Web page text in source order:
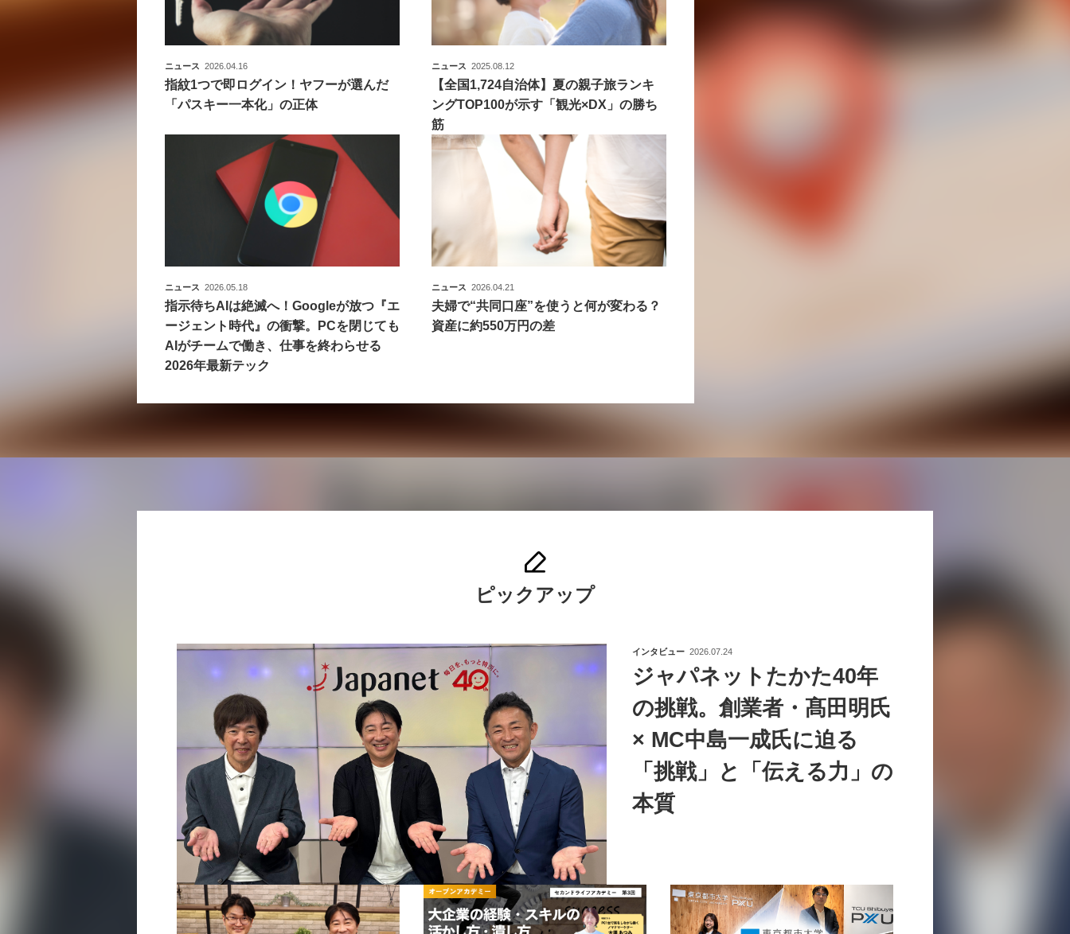
ニュース 2026.04.16
指紋1つで即ログイン！ヤフーが選んだ
「パスキー一本化」の正体
ニュース 2025.08.12
【全国1,724自治体】夏の親子旅ランキ
ングTOP100が示す「観光×DX」の勝ち
筋
ニュース 2026.05.18
指示待ちAIは絶滅へ！Googleが放つ『エ
ージェント時代』の衝撃。PCを閉じても
AIがチームで働き、仕事を終わらせる
2026年最新テック
ニュース 2026.04.21
夫婦で“共同口座”を使うと何が変わる？
資産に約550万円の差
ピックアップ
インタビュー 2026.07.24
ジャパネットたかた40年
の挑戦。創業者・髙田明氏
× MC中島一成氏に迫る
「挑戦」と「伝える力」の
本質